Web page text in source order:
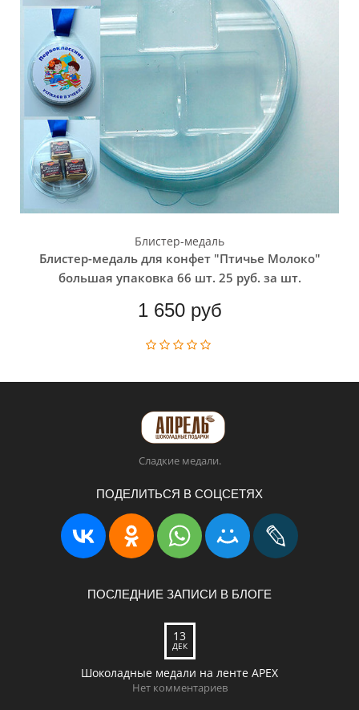
Блистер-медаль
Блистер-медаль для конфет "Птичье Молоко"
большая упаковка 66 шт. 25 руб. за шт.
1 650 руб
Сладкие медали.
ПОДЕЛИТЬСЯ В СОЦСЕТЯХ
ПОСЛЕДНИЕ ЗАПИСИ В БЛОГЕ
13
ДЕК
Шоколадные медали на ленте APEX
Нет комментариев